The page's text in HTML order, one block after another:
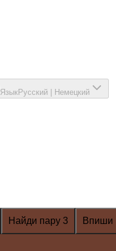
ЯзыкРусский Немецкий
Найди пару 3 Впиши